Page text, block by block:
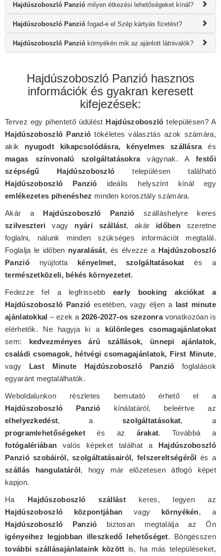
Hajdúszoboszló Panzió milyen étkezési lehetőségeket kínál?
Hajdúszoboszló Panzió fogad-e el Szép kártyás fizetést?
Hajdúszoboszló Panzió környékén mik az ajánlott látnivalók?
Hajdúszoboszló Panzió hasznos
információk és gyakran keresett
kifejezések:
Tervez egy pihentető üdülést Hajdúszoboszló településen? A
Hajdúszoboszló Panzió tökéletes választás azok számára,
akik nyugodt kikapcsolódásra, kényelmes szállásraés
magas színvonalú szolgáltatásokravágynak. Afestői
szépségű Hajdúszoboszló településen található
Hajdúszoboszló Panzió ideális helyszínt kínál egy
emlékezetes pihenéshez minden korosztály számára.
Akár a Hajdúszoboszló Panzió szálláshelyre keres
szilveszteri vagy nyári szállást, akár időbenszeretne
foglalni, nálunk minden szükséges információt megtalál.
Foglalja le időben nyaralását, és élvezze a Hajdúszoboszló
Panziónyújtotta kényelmet, szolgáltatásokat és a
természetközeli, békés környezetet.
Fedezze fel a legfrissebb early booking akciókat a
Hajdúszoboszló Panzió esetében, vagy éljen a last minute
ajánlatokkal – ezek a 2026-2027-os szezonravonatkozóan is
elérhetők. Ne hagyja ki a különleges csomagajánlatokat
sem: kedvezményes árú szállások, ünnepi ajánlatok,
családi csomagok, hétvégi csomagajánlatok, First Minute,
vagy Last Minute Hajdúszoboszló Panzió foglalások
egyaránt megtalálhatók.
Weboldalunkon részletes bemutató érhető el a
Hajdúszoboszló Panzió kínálatáról, beleértve az
elhelyezkedést, a szolgáltatásokat, a
programlehetőségeket és az árakat. Továbbá a
fotógalériában valós képeket találhat a Hajdúszoboszló
Panzió szobáiról, szolgáltatásairól, felszereltségéről és a
szállás hangulatáról, hogy már előzetesen átfogó képet
kapjon.
Ha Hajdúszoboszló szállástkeres, legyen az
Hajdúszoboszló központjában vagy környékén, a
Hajdúszoboszló Panzió biztosan megtalálja az Ön
igényeihez legjobban illeszkedő lehetőséget. Böngésszen
további szállásajánlataink között is, ha más településeket,